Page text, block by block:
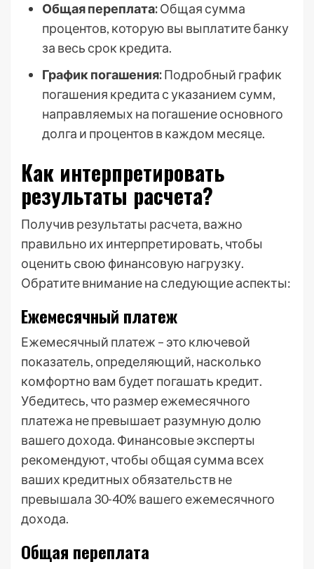
Общая переплата:Общая сумма
процентов, которую вы выплатите банку
за весь срок кредита.
График погашения:Подробный график
погашения кредита с указанием сумм,
направляемых на погашение основного
долга и процентов в каждом месяце.
Как интерпретировать
результаты расчета?
Получив результаты расчета, важно
правильно их интерпретировать, чтобы
оценить свою финансовую нагрузку.
Обратите внимание на следующие аспекты:
Ежемесячный платеж
Ежемесячный платеж – это ключевой
показатель, определяющий, насколько
комфортно вам будет погашать кредит.
Убедитесь, что размер ежемесячного
платежа не превышает разумную долю
вашего дохода. Финансовые эксперты
рекомендуют, чтобы общая сумма всех
ваших кредитных обязательств не
превышала 30-40% вашего ежемесячного
дохода.
Общая переплата